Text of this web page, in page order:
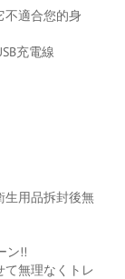
不適合您的身
充電線
生用品拆封後無
ン!!
無理なくトレ